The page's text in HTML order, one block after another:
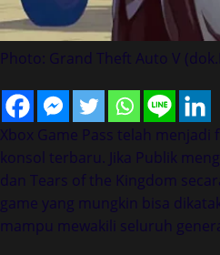
Photo: Grand Theft Auto V
Xbox Game Pass telah menjadi
konsol terbaru. Jika Publik
dan Tears of the Kingdom
game yang mungkin bisa
mampu mewakili seluruh